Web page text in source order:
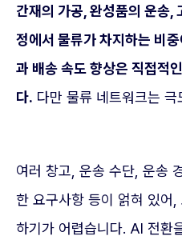
간재의 가공, 완성품의 운송,
정에서 물류가 차지하는 비
과 배송 속도 향상은 직접적
다. 다만 물류 네트워크는 극
여러 창고, 운송 수단, 운송
한 요구사항 등이 얽혀 있어
하기가 어렵습니다. AI 전환